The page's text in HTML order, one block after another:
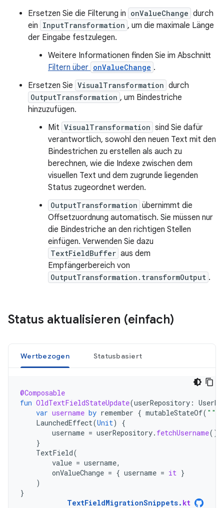
Ersetzen Sie die Filterung in onValueChange durch
ein InputTransformation , um die maximale Länge
der Eingabe festzulegen.
Weitere Informationen finden Sie im Abschnitt
Filtern über onValueChange .
Ersetzen Sie VisualTransformation durch
OutputTransformation , um Bindestriche
hinzuzufügen.
Mit VisualTransformation sind Sie dafür
verantwortlich, sowohl den neuen Text mit den
Bindestrichen zu erstellen als auch zu
berechnen, wie die Indexe zwischen dem
visuellen Text und dem zugrunde liegenden
Status zugeordnet werden.
OutputTransformation übernimmt die
Offsetzuordnung automatisch. Sie müssen nur
die Bindestriche an den richtigen Stellen
einfügen. Verwenden Sie dazu
TextFieldBuffer aus dem
Empfängerbereich von
OutputTransformation.transformOutput .
Status aktualisieren (einfach)
Wertbezogen Statusbasiert
@Composable
fun OldTextFieldStateUpdate(userRepository :
var username by remember { mutableStateOf( ""
LaunchedEffect(Unit)
{
username = userRepository. fetchUsername()
}
TextField(
value = username,
onValueChange = { username = it }
)
}
TextFieldMigrationSnippets. kt